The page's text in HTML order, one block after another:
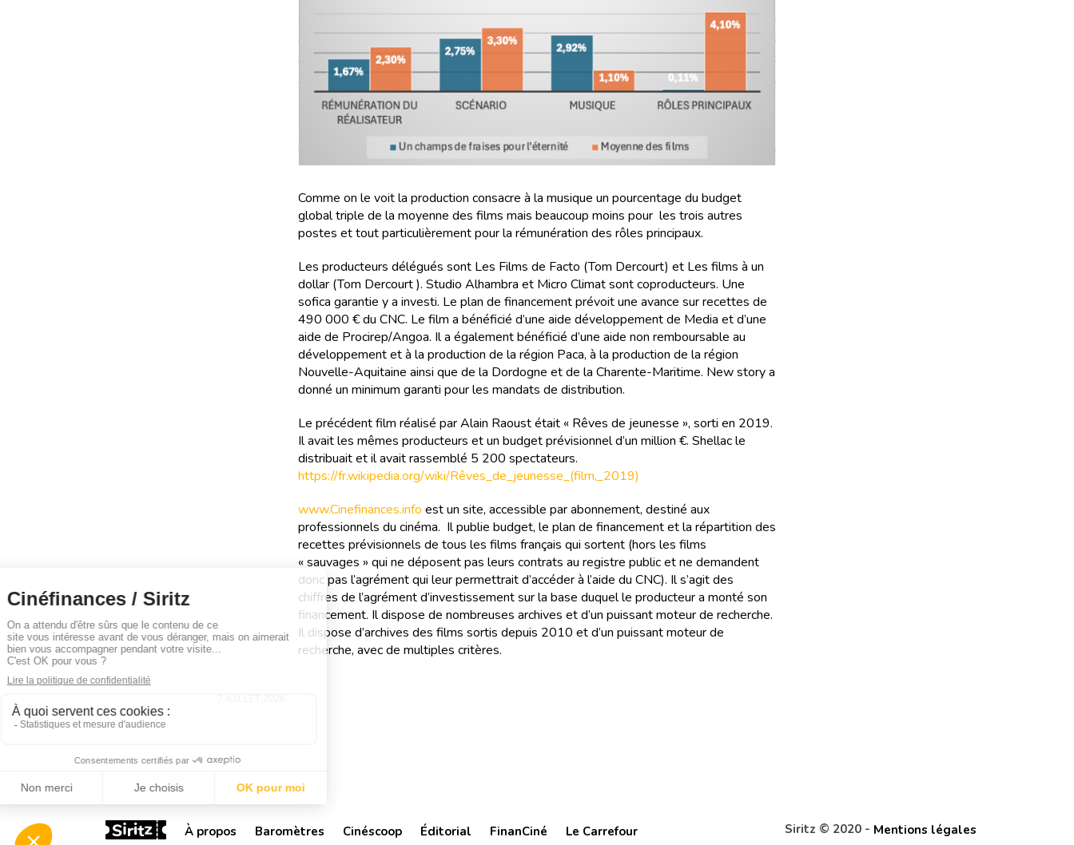
Comme on le voit la production consacre à la musique un pourcentage du budget
global triple de la moyenne des films mais beaucoup moins pour les trois autres
postes et tout particulièrement pour la rémunération des rôles principaux.
Les producteurs délégués sont Les Films de Facto (Tom Dercourt) et Les films à un
dollar (Tom Dercourt ). Studio Alhambra et Micro Climat sont coproducteurs. Une
sofica garantie y a investi. Le plan de financement prévoit une avance sur recettes de
490 000 € du CNC. Le film a bénéficié d’une aide développement de Media et d’une
aide de Procirep/Angoa. Il a également bénéficié d’une aide non remboursable au
développement et à la production de la région Paca, à la production de la région
Nouvelle-Aquitaine ainsi que de la Dordogne et de la Charente-Maritime. New story a
donné un minimum garanti pour les mandats de distribution.
Le précédent film réalisé par Alain Raoust était « Rêves de jeunesse », sorti en 2019.
Il avait les mêmes producteurs et un budget prévisionnel d’un million €. Shellac le
distribuait et il avait rassemblé 5 200 spectateurs.
https://fr.wikipedia.org/wiki/Rêves_de_jeunesse_(film,_2019)
www.Cinefinances.info est un site, accessible par abonnement, destiné aux
professionnels du cinéma. Il publie budget, le plan de financement et la répartition des
recettes prévisionnels de tous les films français qui sortent (hors les films
« sauvages » qui ne déposent pas leurs contrats au registre public et ne demandent
donc pas l’agrément qui leur permettrait d’accéder à l’aide du CNC). Il s’agit des
chiffres de l’agrément d’investissement sur la base duquel le producteur a monté son
financement. Il dispose de nombreuses archives et d’un puissant moteur de recherche.
Il dispose d’archives des films sortis depuis 2010 et d’un puissant moteur de
recherche, avec de multiples critères.
À propos Baromètres Cinéscoop Éditorial FinanCiné Le Carrefour Siritz © 2020 - Mentions légales